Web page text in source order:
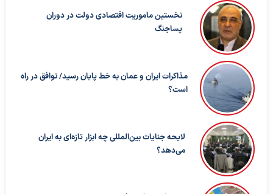
نخستین ماموریت اقتصادی دولت در دوران
پساجنگ
مذاکرات ایران و عمان به خط پایان رسید/ توافق در راه
است؟
لایحه جنایات بین‌المللی چه ابزار تازه‌ای به ایران
می‌دهد؟